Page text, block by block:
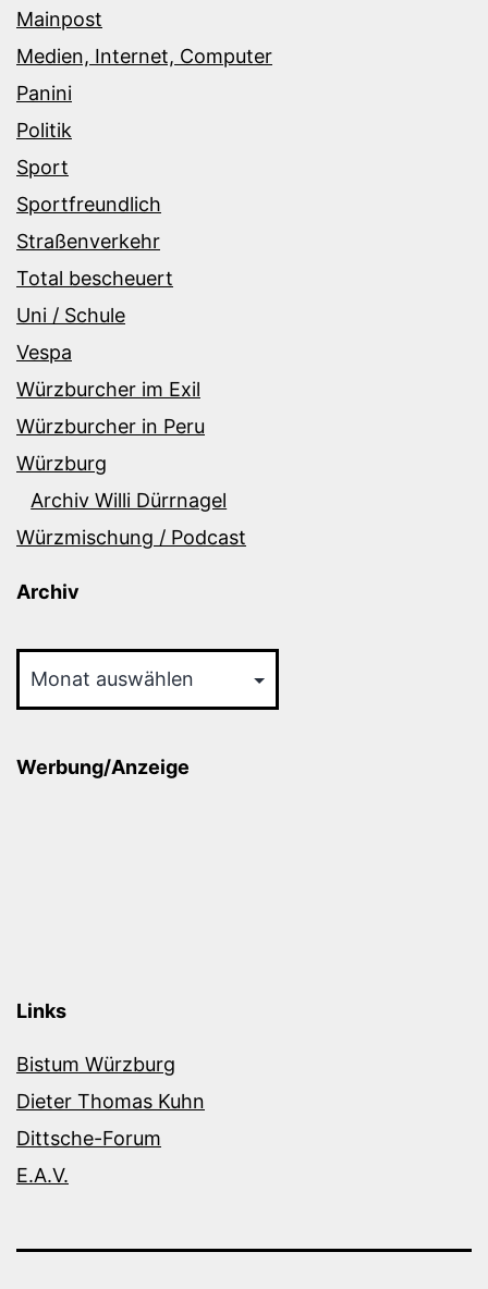
Mainpost
Medien, Internet, Computer
Panini
Politik
Sport
Sportfreundlich
Straßenverkehr
Total bescheuert
Uni / Schule
Vespa
Würzburcher im Exil
Würzburcher in Peru
Würzburg
Archiv Willi Dürrnagel
Würzmischung / Podcast
Archiv
Werbung/Anzeige
Links
Bistum Würzburg
Dieter Thomas Kuhn
Dittsche-Forum
E.A.V.